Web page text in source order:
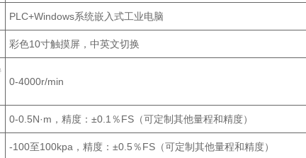
PLC+Windows系统嵌入式工业电脑
彩色10寸触摸屏，中英文切换
0-4000r/min
0-0.5N·m，精度：±0.1％FS（可定制其他量程和精度）
-100至100kpa，精度：±0.5％FS（可定制其他量程和精度）